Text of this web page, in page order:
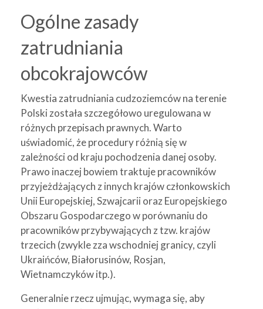
Ogólne zasady
zatrudniania
obcokrajowców
Kwestia zatrudniania cudzoziemców na terenie
Polski została szczegółowo uregulowana w
różnych przepisach prawnych. Warto
uświadomić, że procedury różnią się w
zależności od kraju pochodzenia danej osoby.
Prawo inaczej bowiem traktuje pracowników
przyjeżdżających z innych krajów członkowskich
Unii Europejskiej, Szwajcarii oraz Europejskiego
Obszaru Gospodarczego w porównaniu do
pracowników przybywających z tzw. krajów
trzecich (zwykle zza wschodniej granicy, czyli
Ukraińców, Białorusinów, Rosjan,
Wietnamczyków itp.).
Generalnie rzecz ujmując, wymaga się, aby